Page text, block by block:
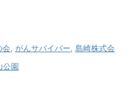
会 がんサバイバー 島崎株式会
公園